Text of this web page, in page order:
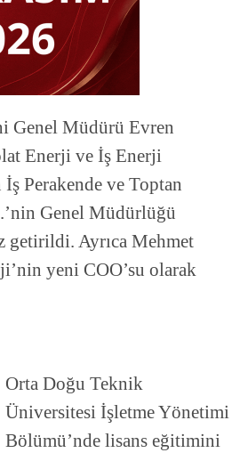
Genel Müdürü Evren
Enerji ve İş Enerji
Perakende ve Toptan
Genel Müdürlüğü
getirildi. Ayrıca Mehmet
yeni COO’su olarak
Orta Doğu Teknik
Üniversitesi İşletme Yönetimi
Bölümü’nde lisans eğitimini